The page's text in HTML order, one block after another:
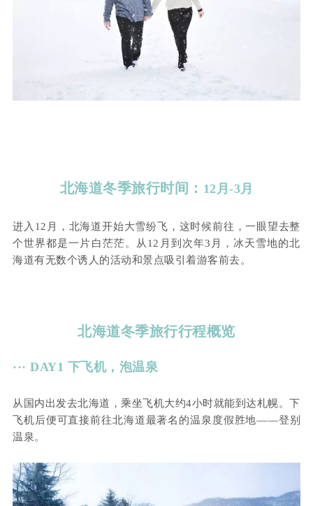
北海道冬季旅行时间： 12月-3月
进入12月，北海道开始大雪纷飞，这时候前往，一眼望去整
个世界都是一片白茫茫。从12月到次年3月，冰天雪地的北
海道有无数个诱人的活动和景点吸引着游客前去。
北海道冬季旅行行程概览
··· DAY1 下飞机，泡温泉
从国内出发去北海道，乘坐飞机大约4小时就能到达札幌。下
飞机后便可直接前往北海道最著名的温泉度假胜地——登别
温泉。